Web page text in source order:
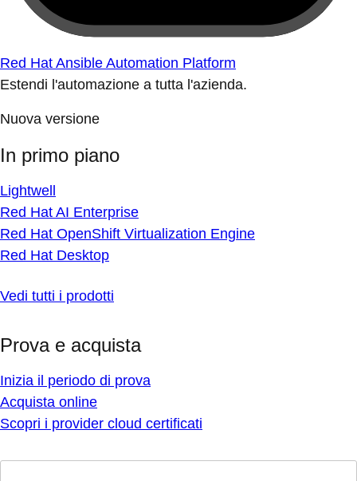
Red Hat Ansible Automation Platform
Estendi l'automazione a tutta l'azienda.
Nuova versione
In primo piano
Lightwell
Red Hat AI Enterprise
Red Hat OpenShift Virtualization Engine
Red Hat Desktop
Vedi tutti i prodotti
Prova e acquista
Inizia il periodo di prova
Acquista online
Scopri i provider cloud certificati